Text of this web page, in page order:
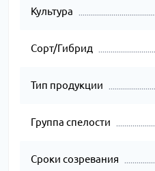
Культура
Сорт/Гибрид
Тип продукции
Группа спелости
Сроки созревания